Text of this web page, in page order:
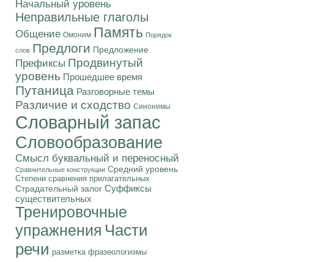
Начальный уровень
Неправильные глаголы
Общение Омоним Память Порядок
слов Предлоги Предложение
Префиксы Продвинутый
уровень Прошедшее время
Путаница Разговорные темы
Различие и сходство Синонимы
Словарный запас
Словообразование
Смысл буквальный и переносный
Сравнительные конструкции Средний уровень
Степени сравнения прилагательных
Страдательный залог Суффиксы
существительных
Тренировочные
упражнения Части
речи разметка фразеологизмы